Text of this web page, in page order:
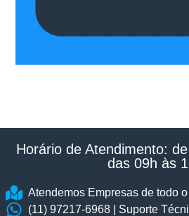
Horário de Atendimento:
das 09h às
Atendemos Empresas de todo
(11) 97217-6968 | Suporte